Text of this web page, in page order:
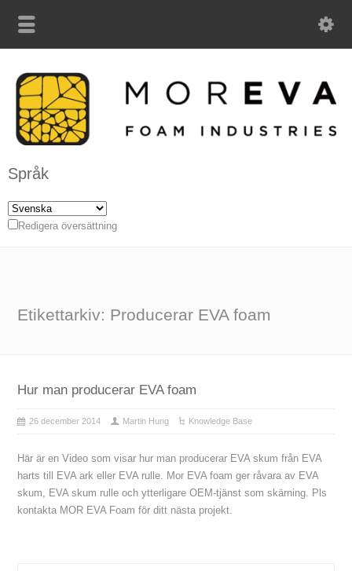
Språk
Redigera översättning
Etikettarkiv: Producerar EVA foam
Hur man producerar EVA foam
26 december 2014 Martin Hung Knowledge Base
Här är en Video som visar hur man producerar EVA skum från EVA
harts till EVA ark eller EVA rulle. Mor EVA foam ger råvara av EVA
skum, EVA skum rulle och ytterligare OEM-tjänst som skärning. Pls
kontakta MOR EVA Foam för ditt nästa projekt.